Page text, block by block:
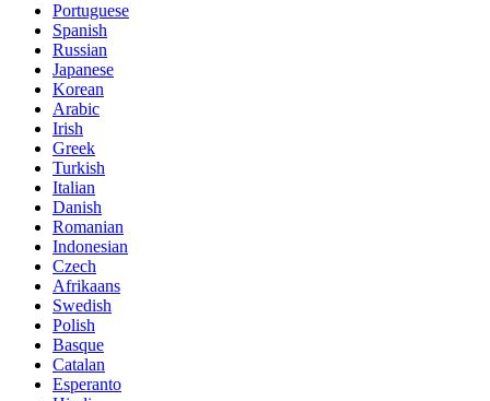
Portuguese
Spanish
Russian
Japanese
Korean
Arabic
Irish
Greek
Turkish
Italian
Danish
Romanian
Indonesian
Czech
Afrikaans
Swedish
Polish
Basque
Catalan
Esperanto